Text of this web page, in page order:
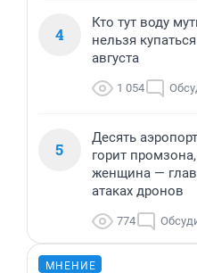
4
Кто тут воду
нельзя
августа
1 054
5
Десять
горит
женщина —
атаках дронов
774
МНЕНИЕ